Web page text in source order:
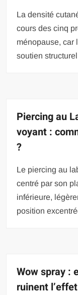
La densité
cours des cinq
ménopause, car
soutien
Piercing au
voyant :
?
Le piercing au
centré par son
inférieure,
position
Wow spray :
ruinent